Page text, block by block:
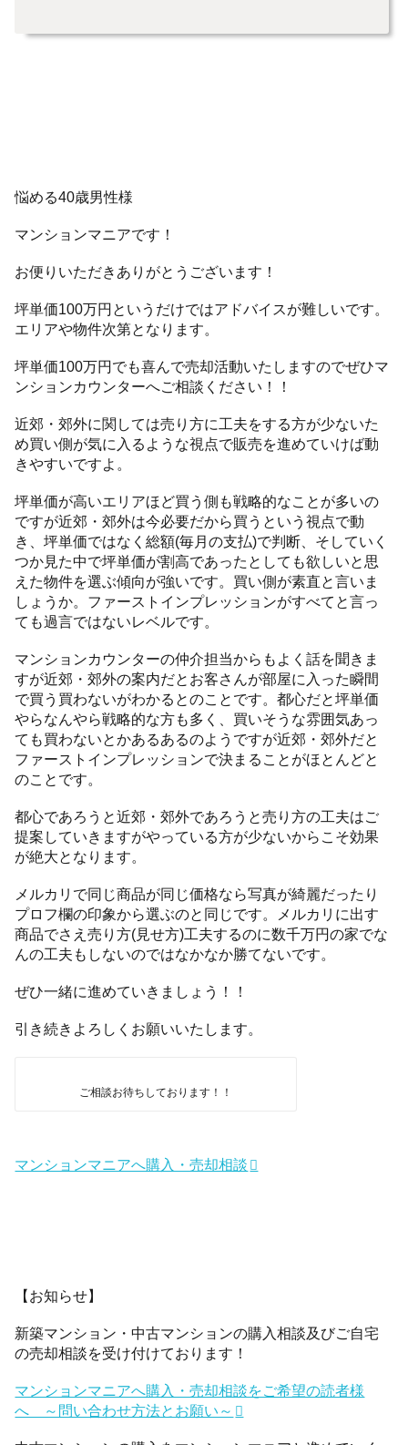
悩める40歳男性様
マンションマニアです！
お便りいただきありがとうございます！
坪単価100万円というだけではアドバイスが難しいです。
エリアや物件次第となります。
坪単価100万円でも喜んで売却活動いたしますのでぜひマ
ンションカウンターへご相談ください！！
近郊・郊外に関しては売り方に工夫をする方が少ないた
め買い側が気に入るような視点で販売を進めていけば動
きやすいですよ。
坪単価が高いエリアほど買う側も戦略的なことが多いの
ですが近郊・郊外は今必要だから買うという視点で動
き、坪単価ではなく総額(毎月の支払)で判断、そしていく
つか見た中で坪単価が割高であったとしても欲しいと思
えた物件を選ぶ傾向が強いです。買い側が素直と言いま
しょうか。ファーストインプレッションがすべてと言っ
ても過言ではないレベルです。
マンションカウンターの仲介担当からもよく話を聞きま
すが近郊・郊外の案内だとお客さんが部屋に入った瞬間
で買う買わないがわかるとのことです。都心だと坪単価
やらなんやら戦略的な方も多く、買いそうな雰囲気あっ
ても買わないとかあるあるのようですが近郊・郊外だと
ファーストインプレッションで決まることがほとんどと
のことです。
都心であろうと近郊・郊外であろうと売り方の工夫はご
提案していきますがやっている方が少ないからこそ効果
が絶大となります。
メルカリで同じ商品が同じ価格なら写真が綺麗だったり
プロフ欄の印象から選ぶのと同じです。メルカリに出す
商品でさえ売り方(見せ方)工夫するのに数千万円の家でな
んの工夫もしないのではなかなか勝てないです。
ぜひ一緒に進めていきましょう！！
引き続きよろしくお願いいたします。
ご相談お待ちしております！！
マンションマニアへ購入・売却相談
【お知らせ】
新築マンション・中古マンションの購入相談及びご自宅
の売却相談を受け付けております！
マンションマニアへ購入・売却相談をご希望の読者様
へ ～問い合わせ方法とお願い～